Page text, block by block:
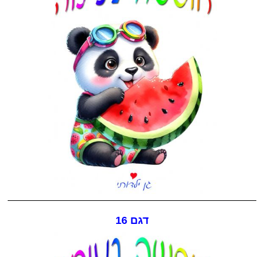
דגם 16